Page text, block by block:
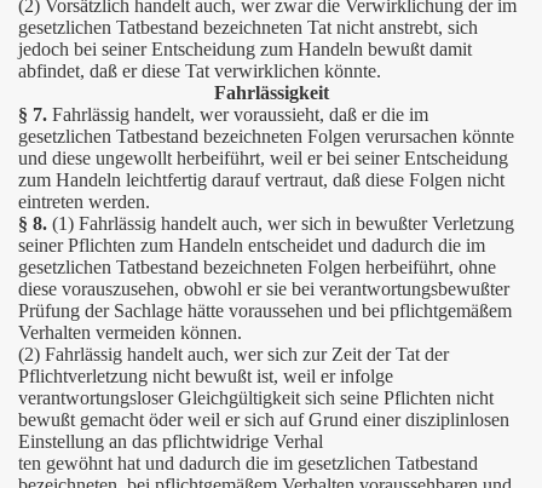
(2) Vorsätzlich handelt auch, wer zwar die Verwirklichung der im
gesetzlichen Tatbestand bezeichneten Tat nicht anstrebt, sich
jedoch bei seiner Entscheidung zum Handeln bewußt damit
abfindet, daß er diese Tat verwirklichen könnte.
Fahrlässigkeit
§ 7. Fahrlässig handelt, wer voraussieht, daß er die im
gesetzlichen Tatbestand bezeichneten Folgen verursachen könnte
und diese ungewollt herbeiführt, weil er bei seiner Entscheidung
zum Handeln leichtfertig darauf vertraut, daß diese Folgen nicht
eintreten werden.
§ 8. (1) Fahrlässig handelt auch, wer sich in bewußter Verletzung
seiner Pflichten zum Handeln entscheidet und dadurch die im
gesetzlichen Tatbestand bezeichneten Folgen herbeiführt, ohne
diese vorauszusehen, obwohl er sie bei verantwortungsbewußter
Prüfung der Sachlage hätte voraussehen und bei pflichtgemäßem
Verhalten vermeiden können.
(2) Fahrlässig handelt auch, wer sich zur Zeit der Tat der
Pflichtverletzung nicht bewußt ist, weil er infolge
verantwortungsloser Gleichgültigkeit sich seine Pflichten nicht
bewußt gemacht öder weil er sich auf Grund einer disziplinlosen
Einstellung an das pflichtwidrige Verhal
ten gewöhnt hat und dadurch die im gesetzlichen Tatbestand